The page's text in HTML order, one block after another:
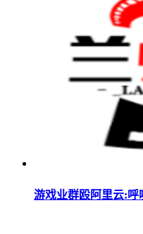
游戏业群殴阿里云:呼